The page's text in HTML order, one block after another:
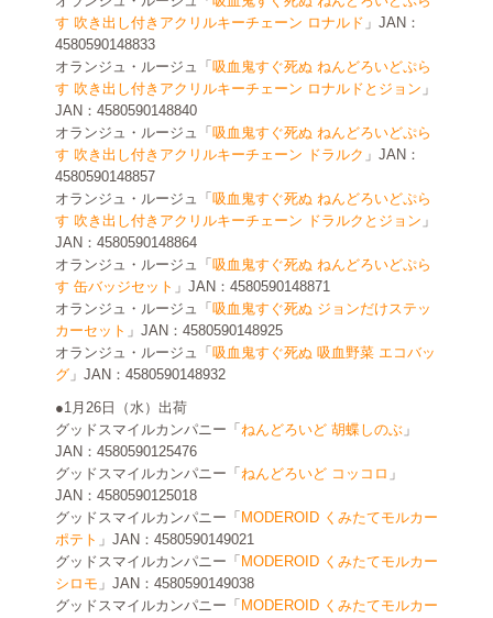
す 吹き出し付きアクリルキーチェーン ロナルド 」JAN：
4580590148833
オランジュ・ルージュ「 吸血鬼すぐ死ぬ ねんどろいどぷら
す 吹き出し付きアクリルキーチェーン ロナルドとジョン 」
JAN：4580590148840
オランジュ・ルージュ「 吸血鬼すぐ死ぬ ねんどろいどぷら
す 吹き出し付きアクリルキーチェーン ドラルク 」JAN：
4580590148857
オランジュ・ルージュ「 吸血鬼すぐ死ぬ ねんどろいどぷら
す 吹き出し付きアクリルキーチェーン ドラルクとジョン 」
JAN：4580590148864
オランジュ・ルージュ「 吸血鬼すぐ死ぬ ねんどろいどぷら
す 缶バッジセット 」JAN：4580590148871
オランジュ・ルージュ「 吸血鬼すぐ死ぬ ジョンだけステッ
カーセット 」JAN：4580590148925
オランジュ・ルージュ「 吸血鬼すぐ死ぬ 吸血野菜 エコバッ
グ 」JAN：4580590148932
●1月26日（水）出荷
グッドスマイルカンパニー「 ねんどろいど 胡蝶しのぶ 」
JAN：4580590125476
グッドスマイルカンパニー「 ねんどろいど コッコロ 」
JAN：4580590125018
グッドスマイルカンパニー「 MODEROID くみたてモルカー
ポテト 」JAN：4580590149021
グッドスマイルカンパニー「 MODEROID くみたてモルカー
シロモ 」JAN：4580590149038
グッドスマイルカンパニー「 MODEROID くみたてモルカー